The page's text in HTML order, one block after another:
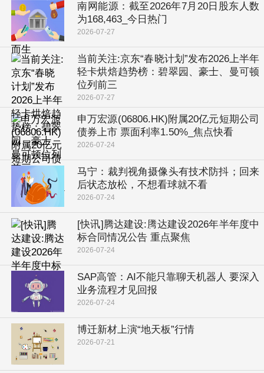
南网能源：截至2026年7月20日股东人数
为168,463_今日热门
2026-07-27
当前关注:京东“春晓计划”发布2026上半年
轻卡烘焙趋势榜：碧翠园、豪士、曼可顿
位列前三
2026-07-27
申万宏源(06806.HK)附属20亿元短期公司
债券上市 票面利率1.50%_焦点快看
2026-07-24
马宁：裁判视角摄像头有技术防抖；回来
后状态放松，不想看球就不看
2026-07-24
[快讯]腾达建设:腾达建设2026年半年度中
标合同情况公告 重点聚焦
2026-07-24
SAP高管：AI不能只靠聊天机器人 要深入
业务流程才见回报
2026-07-24
博迁新材上演“地天板”行情
2026-07-21